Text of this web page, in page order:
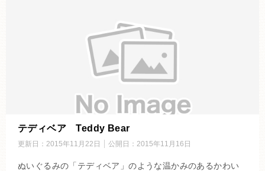
テディベア Teddy Bear
更新日： 2015年11月22日 公開日： 2015年11月16日
ぬいぐるみの「テディベア」のような温かみのあるかわい